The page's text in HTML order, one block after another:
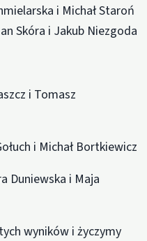
i Michał Staroń
Skóra i Jakub Niezgoda
i Tomasz
i Michał Bortkiewicz
Duniewska i Maja
wyników i życzymy